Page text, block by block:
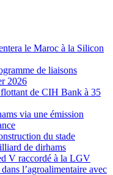
le Maroc à la Silicon
de liaisons
2026
de CIH Bank à 35
via une émission
du stade
de dirhams
V raccordé à la LGV
l’agroalimentaire avec